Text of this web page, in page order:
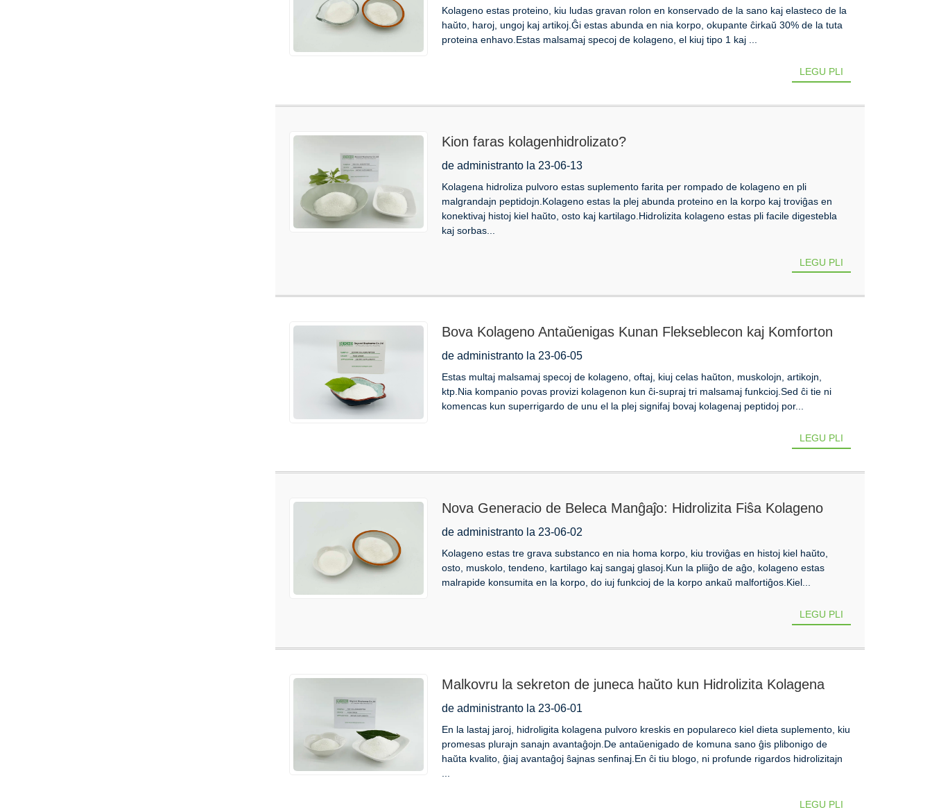
Kolageno estas proteino, kiu ludas gravan rolon en konservado de la sano kaj elasteco de la
haŭto, haroj, ungoj kaj artikoj.Ĝi estas abunda en nia korpo, okupante ĉirkaŭ 30% de la tuta
proteina enhavo.Estas malsamaj specoj de kolageno, el kiuj tipo 1 kaj ...
LEGU PLI
Kion faras kolagenhidrolizato?
de administranto la 23-06-13
Kolagena hidroliza pulvoro estas suplemento farita per rompado de kolageno en pli
malgrandajn peptidojn.Kolageno estas la plej abunda proteino en la korpo kaj troviĝas en
konektivaj histoj kiel haŭto, osto kaj kartilago.Hidrolizita kolageno estas pli facile digestebla
kaj sorbas...
LEGU PLI
Bova Kolageno Antaŭenigas Kunan Flekseblecon kaj Komforton
de administranto la 23-06-05
Estas multaj malsamaj specoj de kolageno, oftaj, kiuj celas haŭton, muskolojn, artikojn,
ktp.Nia kompanio povas provizi kolagenon kun ĉi-supraj tri malsamaj funkcioj.Sed ĉi tie ni
komencas kun superrigardo de unu el la plej signifaj bovaj kolagenaj peptidoj por...
LEGU PLI
Nova Generacio de Beleca Manĝaĵo: Hidrolizita Fiŝa Kolageno
Tripeptido
de administranto la 23-06-02
Kolageno estas tre grava substanco en nia homa korpo, kiu troviĝas en histoj kiel haŭto,
osto, muskolo, tendeno, kartilago kaj sangaj glasoj.Kun la pliiĝo de aĝo, kolageno estas
malrapide konsumita en la korpo, do iuj funkcioj de la korpo ankaŭ malfortiĝos.Kiel...
LEGU PLI
Malkovru la sekreton de juneca haŭto kun Hidrolizita Kolagena
Pulvoro
de administranto la 23-06-01
En la lastaj jaroj, hidroligita kolagena pulvoro kreskis en populareco kiel dieta suplemento, kiu
promesas plurajn sanajn avantaĝojn.De antaŭenigado de komuna sano ĝis plibonigo de
haŭta kvalito, ĝiaj avantaĝoj ŝajnas senfinaj.En ĉi tiu blogo, ni profunde rigardos hidrolizitajn
LEGU PLI